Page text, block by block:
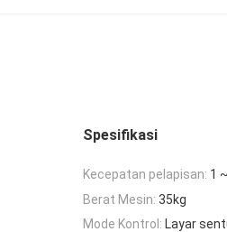
Spesifikasi
Kecepatan pelapisan: 1
Berat Mesin: 35kg
Mode Kontrol: Layar